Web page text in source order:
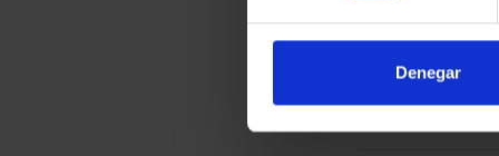
Denegar
ORDENAR POR: